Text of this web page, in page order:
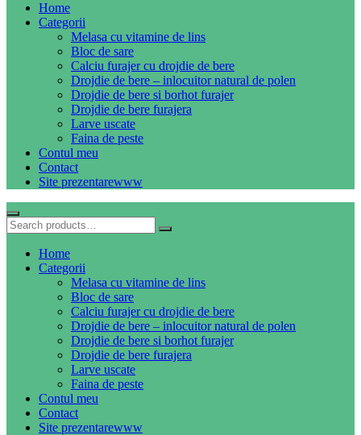
Home
Categorii
Melasa cu vitamine de lins
Bloc de sare
Calciu furajer cu drojdie de bere
Drojdie de bere – inlocuitor natural de polen
Drojdie de bere si borhot furajer
Drojdie de bere furajera
Larve uscate
Faina de peste
Contul meu
Contact
Site prezentarewww
Home
Categorii
Melasa cu vitamine de lins
Bloc de sare
Calciu furajer cu drojdie de bere
Drojdie de bere – inlocuitor natural de polen
Drojdie de bere si borhot furajer
Drojdie de bere furajera
Larve uscate
Faina de peste
Contul meu
Contact
Site prezentarewww